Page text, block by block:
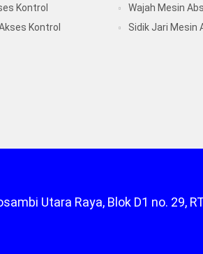
Kontrol
Kontrol
Wajah Mesin
Sidik Jari Mesin
Utara Raya, Blok D1 no. 29,